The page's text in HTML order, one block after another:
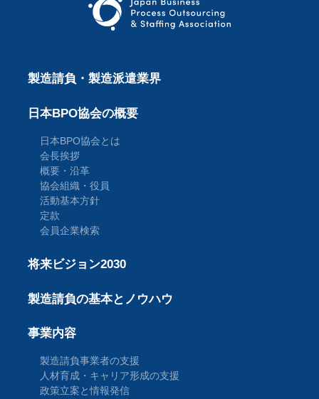
製造請負・製造派遣業界
日本BPO協会の概要
日本BPO協会とは
会長挨拶
概要・沿革
協会組織・役員
活動基本方針
定款
会員企業検索
将来ビジョン2030
製造請負の基本とノウハウ
事業内容
製造請負事業者の支援
人材育成・キャリア形成の支援
政策立案と情報発信